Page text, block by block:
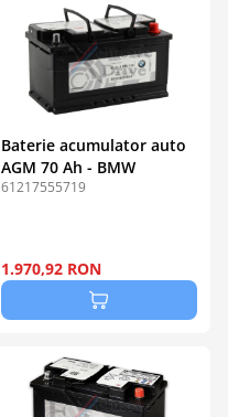
Baterie acumulator auto
AGM 70 Ah - BMW
61217555719
1.970,92 RON